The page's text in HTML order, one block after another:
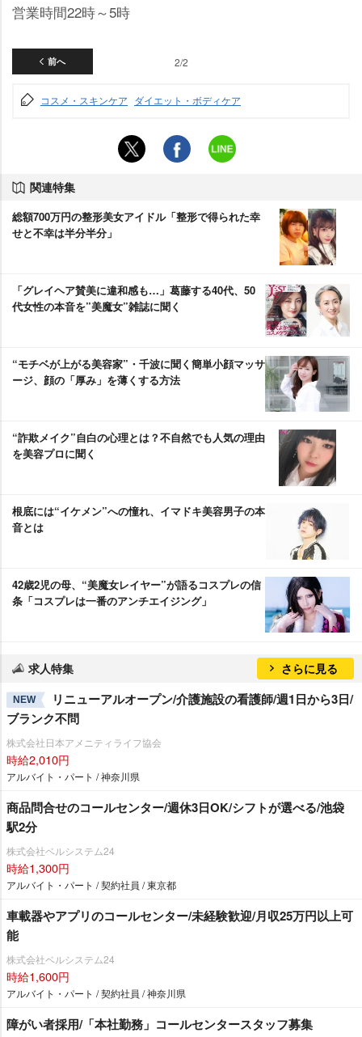
営業時間22時～5時
前へ 2/2
コスメ・スキンケア ダイエット・ボディケア
関連特集
総額700万円の整形美女アイドル「整形で得られた幸
せと不幸は半分半分」
「グレイヘア賛美に違和感も…」葛藤する40代、50
代女性の本音を”美魔女”雑誌に聞く
“モチベが上がる美容家”・千波に聞く簡単小顔マッサ
ージ、顔の「厚み」を薄くする方法
“詐欺メイク”自白の心理とは？不自然でも人気の理由
を美容プロに聞く
根底には“イケメン”への憧れ、イマドキ美容男子の本
音とは
42歳2児の母、“美魔女レイヤー”が語るコスプレの信
条「コスプレは一番のアンチエイジング」
求人特集 さらに見る
NEW
リニューアルオープン/介護施設の看護師/週1日から3日/
ブランク不問
株式会社日本アメニティライフ協会
時給2,010円
アルバイト・パート / 神奈川県
商品問合せのコールセンター/週休3日OK/シフトが選べる/池袋
駅2分
株式会社ベルシステム24
時給1,300円
アルバイト・パート / 契約社員 / 東京都
車載器やアプリのコールセンター/未経験歓迎/月収25万円以上可
能
株式会社ベルシステム24
時給1,600円
アルバイト・パート / 契約社員 / 神奈川県
障がい者採用/「本社勤務」コールセンタースタッフ募集